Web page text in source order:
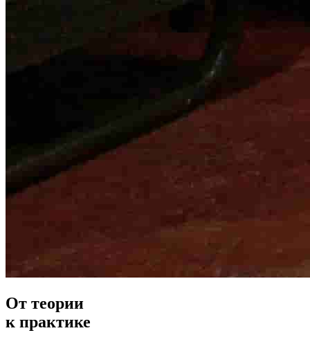
От теории
к практике